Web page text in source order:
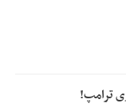
ترامپ!